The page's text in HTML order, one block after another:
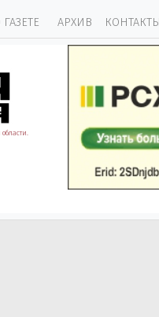
ГАЗЕТЕ АРХИВ КОНТАКТЫ